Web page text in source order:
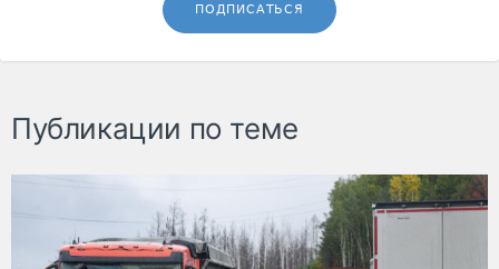
ПОДПИСАТЬСЯ
Публикации по теме